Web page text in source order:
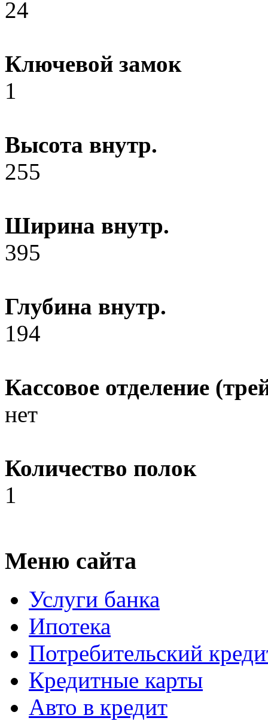
24
Ключевой замок
1
Высота внутр.
255
Ширина внутр.
395
Глубина внутр.
194
Кассовое отделение
нет
Количество полок
1
Меню сайта
Услуги банка
Ипотека
Потребительский
Кредитные карты
Авто в кредит